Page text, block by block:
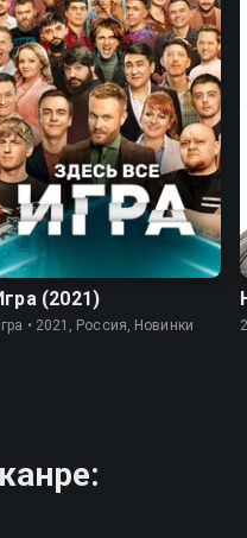
7.8
(2021)
• 2021, Россия, Новинки